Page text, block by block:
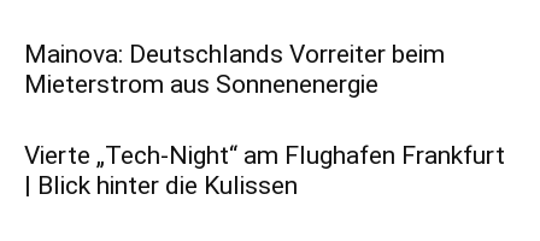
Mainova: Deutschlands Vorreiter beim
Mieterstrom aus Sonnenenergie
Vierte „Tech-Night“ am Flughafen Frankfurt
| Blick hinter die Kulissen